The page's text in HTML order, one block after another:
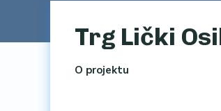
Trg Lički
O projektu